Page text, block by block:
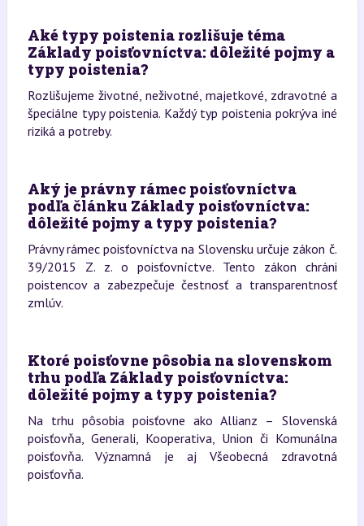
Aké typy poistenia rozlišuje téma
Základy poisťovníctva: dôležité pojmy a
typy poistenia?
Rozlišujeme životné, neživotné, majetkové, zdravotné a
špeciálne typy poistenia. Každý typ poistenia pokrýva iné
riziká a potreby.
Aký je právny rámec poisťovníctva
podľa článku Základy poisťovníctva:
dôležité pojmy a typy poistenia?
Právny rámec poisťovníctva na Slovensku určuje zákon č.
39/2015 Z. z. o poisťovníctve. Tento zákon chráni
poistencov a zabezpečuje čestnosť a transparentnosť
zmlúv.
Ktoré poisťovne pôsobia na slovenskom
trhu podľa Základy poisťovníctva:
dôležité pojmy a typy poistenia?
Na trhu pôsobia poisťovne ako Allianz – Slovenská
poisťovňa, Generali, Kooperativa, Union či Komunálna
poisťovňa. Významná je aj Všeobecná zdravotná
poisťovňa.